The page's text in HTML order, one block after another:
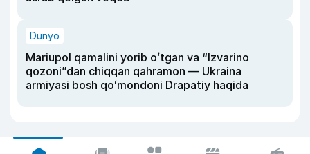
Dunyo
Mariupol qamalini yorib oʻtgan va “Izvarino
qozoni”dan chiqqan qahramon — Ukraina
armiyasi bosh qoʻmondoni Drapatiy haqida